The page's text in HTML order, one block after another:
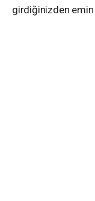
girdiğinizden emin